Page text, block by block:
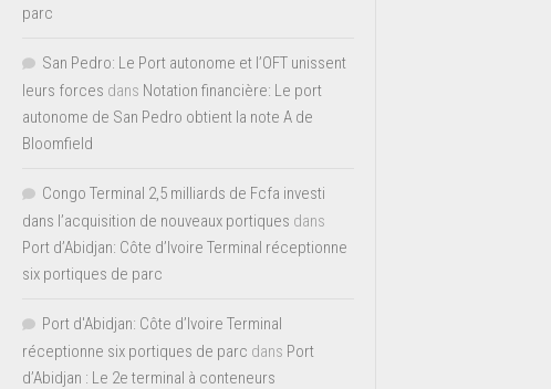
parc
San Pedro: Le Port autonome et l’OFT unissent
leurs forces dans Notation financière: Le port
autonome de San Pedro obtient la note A de
Bloomfield
Congo Terminal 2,5 milliards de Fcfa investi
dans l’acquisition de nouveaux portiques dans
Port d’Abidjan: Côte d’Ivoire Terminal réceptionne
six portiques de parc
Port d'Abidjan: Côte d’Ivoire Terminal
réceptionne six portiques de parc dans Port
d’Abidjan : Le 2e terminal à conteneurs